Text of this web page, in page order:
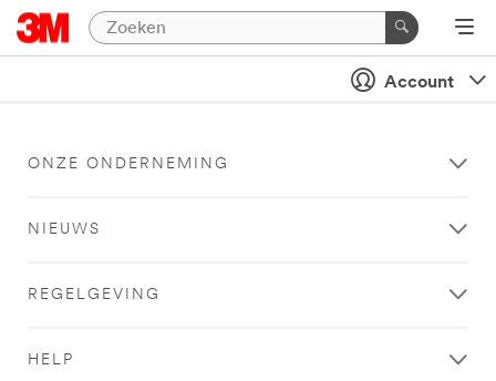
Account
ONZE ONDERNEMING
NIEUWS
REGELGEVING
HELP